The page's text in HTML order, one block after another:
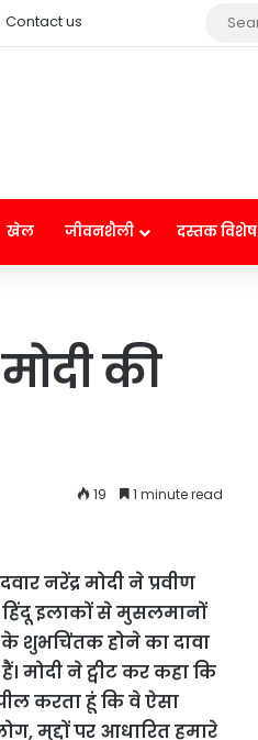
Contact us
खेल जीवनशैली दस्तक विशेष
की
19 1 minute read
नरेंद्र मोदी ने प्रवीण
इलाकों से मुसलमानों
शुभचिंतक होने का दावा
मोदी ने ट्वीट कर कहा कि
करता हूं कि वे ऐसा
मुद्दों पर आधारित हमारे